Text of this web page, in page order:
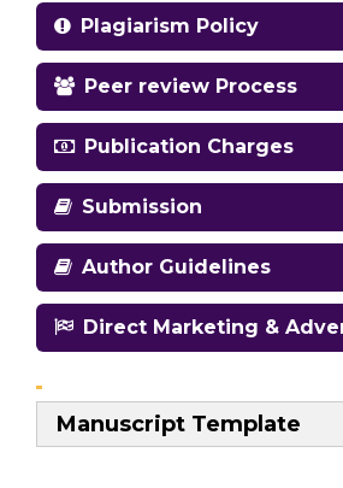
Plagiarism Policy
Peer review Process
Publication Charges
Submission
Author Guidelines
Direct Marketing &
Manuscript Template